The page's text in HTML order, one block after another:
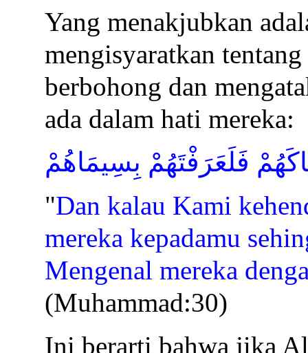
Yang menakjubkan
mengisyaratkan
berbohong dan
ada dalam hati mereka:
فَلَعَرَفْتَهُمْ بِسِيمَاهُمْ
"Dan kalau Kami
mereka kepadamu
Mengenal mereka
(Muhammad:30)
Ini berarti bahwa jika